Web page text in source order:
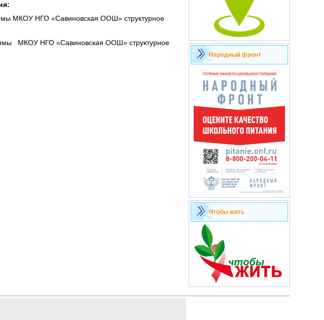
МКОУ НГО «Савиновская ООШ» структурное
МКОУ НГО «Савиновская ООШ» структурное
Народный фронт
Чтобы жить